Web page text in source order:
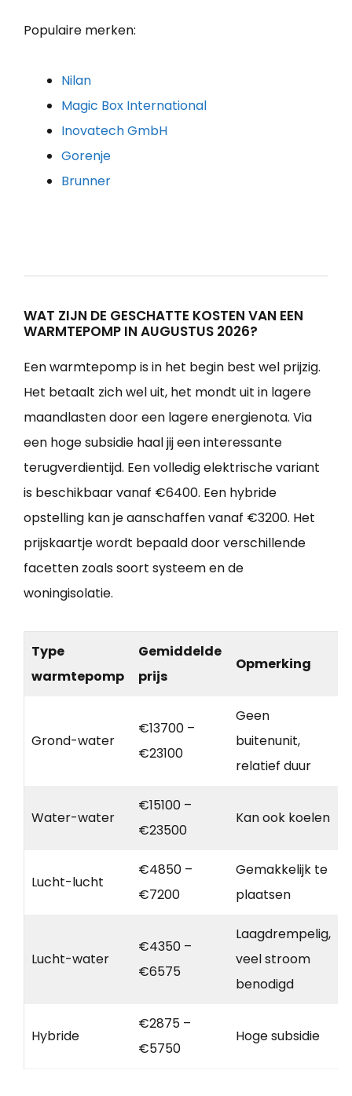
Populaire merken:
Nilan
Magic Box International
Inovatech GmbH
Gorenje
Brunner
WAT ZIJN DE GESCHATTE KOSTEN VAN EEN
WARMTEPOMP IN AUGUSTUS 2026?
Een warmtepomp is in het begin best wel prijzig.
Het betaalt zich wel uit, het mondt uit in lagere
maandlasten door een lagere energienota. Via
een hoge subsidie haal jij een interessante
terugverdientijd. Een volledig elektrische variant
is beschikbaar vanaf €6400. Een hybride
opstelling kan je aanschaffen vanaf €3200. Het
prijskaartje wordt bepaald door verschillende
facetten zoals soort systeem en de
woningisolatie.
Type
warmtepomp
Gemiddelde
prijs
Opmerking
Grond-water
€13700 –
€23100
Geen
buitenunit,
relatief duur
Water-water
€15100 –
€23500
Kan ook koelen
Lucht-lucht
€4850 –
€7200
Gemakkelijk te
plaatsen
Lucht-water
€4350 –
€6575
Laagdrempelig,
veel stroom
benodigd
Hybride
€2875 –
€5750
Hoge subsidie